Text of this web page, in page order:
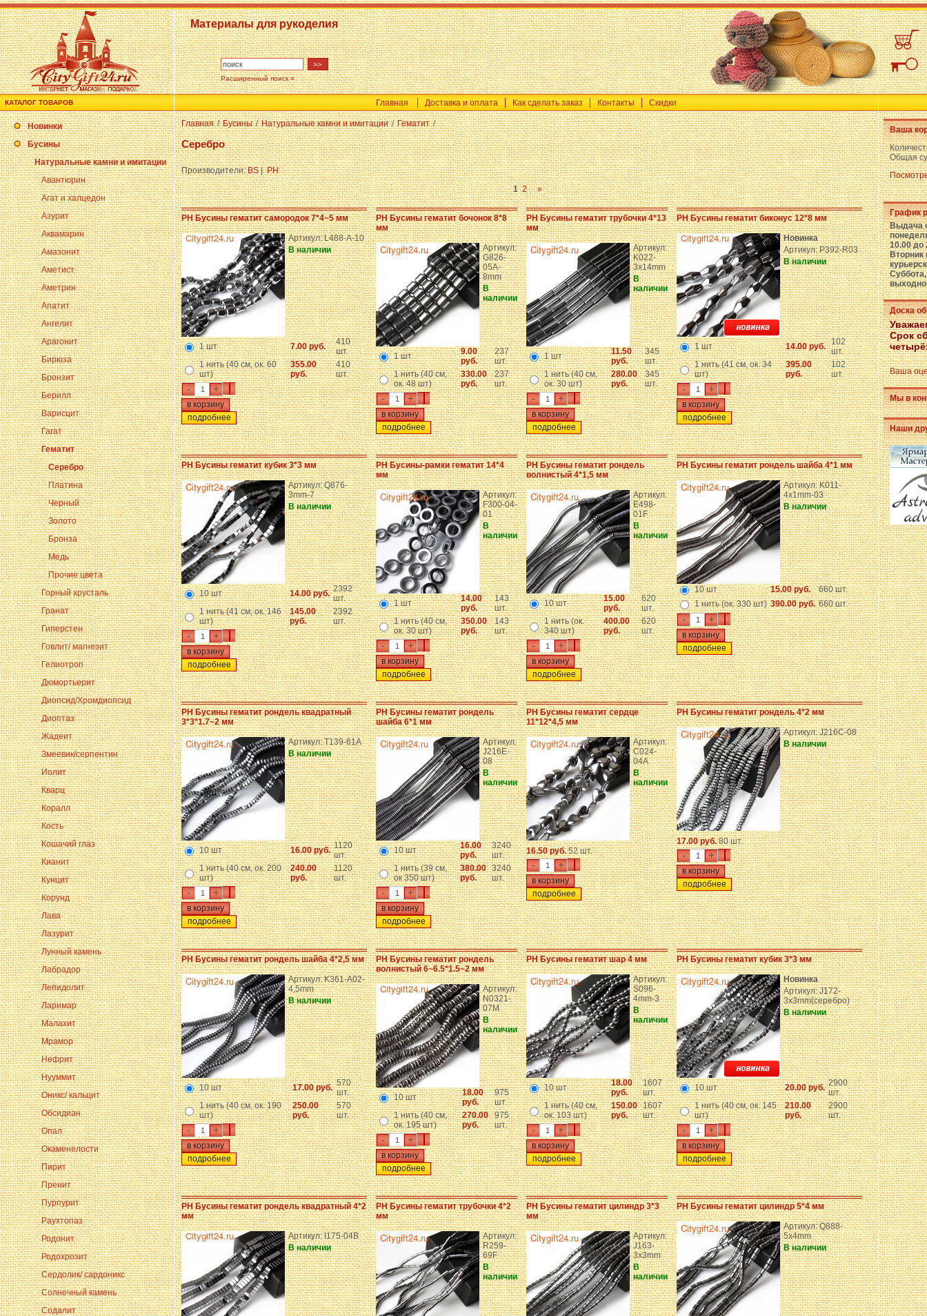
Материалы для рукоделия
Расширенный поиск »
КАТАЛОГ ТОВАРОВ Главная Доставка и оплата Как сделать заказ Контакты Скидки
Новинки
Бусины
Натуральные камни и имитации
Авантюрин
Агат и халцедон
Азурит
Аквамарин
Амазонит
Аметист
Аметрин
Апатит
Ангелит
Арагонит
Бирюза
Бронзит
Берилл
Варисцит
Гагат
Гематит
Серебро
Платина
Черный
Золото
Бронза
Медь
Прочие цвета
Горный хрусталь
Гранат
Гиперстен
Говлит/ магнезит
Гелиотроп
Дюмортьерит
Диопсид/Хромдиопсид
Диоптаз
Жадеит
Змеевик/серпентин
Иолит
Кварц
Коралл
Кость
Кошачий глаз
Кианит
Кунцит
Корунд
Лава
Лазурит
Лунный камень
Лабрадор
Лепидолит
Ларимар
Малахит
Мрамор
Нефрит
Нууммит
Оникс/ кальцит
Обсидиан
Опал
Окаменелости
Пирит
Пренит
Пурпурит
Раухтопаз
Родонит
Родохрозит
Сердолик/ сардоникс
Солнечный камень
Содалит
Главная / Бусины / Натуральные камни и имитации / Гематит /
Серебро
Производители:BS| PH
1 2 »
PH Бусины гематит самородок 7*4~5 мм
Артикул: L488-A-10
В наличии
1 шт 7.00 руб.
410
шт.
1 нить (40 см, ок. 60
шт)
355.00
руб.
410
шт.
- +
подробнее
PH Бусины гематит бочонок 8*8
мм
Артикул:
G826-
05A-
8mm
В
наличии
1 шт
9.00
руб.
237
шт.
1 нить (40 см,
ок. 48 шт)
330.00
руб.
237
шт.
- +
подробнее
PH Бусины гематит трубочки 4*13
мм
Артикул:
K022-
3x14mm
В
наличии
1 шт
11.50
руб.
345
шт.
1 нить (40 см,
ок. 30 шт)
280.00
руб.
345
шт.
- +
подробнее
PH Бусины гематит биконус 12*8 мм
Новинка
Артикул: P392-R03
В наличии
1 шт 14.00 руб. 102
шт.
1 нить (41 см, ок. 34
шт)
395.00
руб.
102
шт.
- +
подробнее
PH Бусины гематит кубик 3*3 мм
Артикул: Q876-
3mm-7
В наличии
10 шт 14.00 руб. 2392
шт.
1 нить (41 см, ок. 146
шт)
145.00
руб.
2392
шт.
- +
подробнее
PH Бусины-рамки гематит 14*4
мм
Артикул:
F300-04-
01
В
наличии
1 шт
14.00
руб.
143
шт.
1 нить (40 см,
ок. 30 шт)
350.00
руб.
143
шт.
- +
подробнее
PH Бусины гематит рондель
волнистый 4*1,5 мм
Артикул:
E498-
01F
В
наличии
10 шт
15.00
руб.
620
шт.
1 нить (ок.
340 шт)
400.00
руб.
620
шт.
- +
подробнее
PH Бусины гематит рондель шайба 4*1 мм
Артикул: K011-
4x1mm-03
В наличии
10 шт 15.00 руб.
660 шт.
1 нить (ок. 330 шт) 390.00 руб. 660 шт.
- +
подробнее
PH Бусины гематит рондель квадратный
3*3*1.7~2 мм
Артикул: T139-61A
В наличии
10 шт 16.00 руб. 1120
шт.
1 нить (40 см, ок. 200
шт)
240.00
руб.
1120
шт.
- +
подробнее
PH Бусины гематит рондель
шайба 6*1 мм
Артикул:
J216E-
08
В
наличии
10 шт
16.00
руб.
3240
шт.
1 нить (39 см,
ок 350 шт)
380.00
руб.
3240
шт.
- +
подробнее
PH Бусины гематит сердце
11*12*4,5 мм
Артикул:
C024-
04A
В
наличии
16.50 руб.52 шт.
- +
подробнее
PH Бусины гематит рондель 4*2 мм
Артикул: J216C-08
В наличии
17.00 руб.80 шт.
- +
подробнее
PH Бусины гематит рондель шайба 4*2,5 мм
Артикул: K361-A02-
4,5mm
В наличии
10 шт 17.00 руб. 570
шт.
1 нить (40 см, ок. 190
шт)
250.00
руб.
570
шт.
- +
подробнее
PH Бусины гематит рондель
волнистый 6~6.5*1.5~2 мм
Артикул:
N0321-
07M
В
наличии
10 шт
18.00
руб.
975
шт.
1 нить (40 см,
ок. 195 шт)
270.00
руб.
975
шт.
- +
подробнее
PH Бусины гематит шар 4 мм
Артикул:
S096-
4mm-3
В
наличии
10 шт
18.00
руб.
1607
шт.
1 нить (40 см,
ок. 103 шт)
150.00
руб.
1607
шт.
- +
подробнее
PH Бусины гематит кубик 3*3 мм
Новинка
Артикул: J172-
3x3mm(серебро)
В наличии
10 шт 20.00 руб. 2900
шт.
1 нить (40 см, ок. 145
шт)
210.00
руб.
2900
шт.
- +
подробнее
PH Бусины гематит рондель квадратный 4*2
мм
Артикул: I175-04B
В наличии
PH Бусины гематит трубочки 4*2
мм
Артикул:
R259-
69F
В
наличии
PH Бусины гематит цилиндр 3*3
мм
Артикул:
J163-
3x3mm
В
наличии
PH Бусины гематит цилиндр 5*4 мм
Артикул: Q888-
5x4mm
В наличии
Ваша
Общая
График
Выдача
10.00 до
Вторник
Доска
Срок
Ваша
Мы в
Наши